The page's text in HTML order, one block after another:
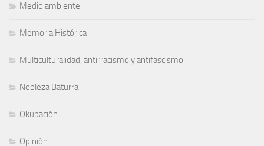
Medio ambiente
Memoria Histórica
Multiculturalidad, antirracismo y antifascismo
Nobleza Baturra
Okupación
Opinión